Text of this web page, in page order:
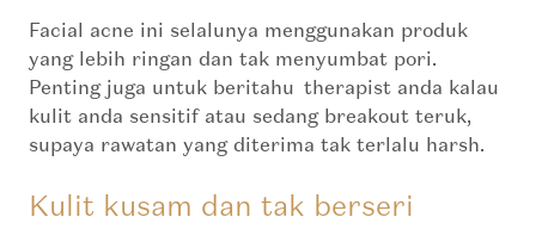
Facial acne ini selalunya menggunakan produk
yang lebih ringan dan tak menyumbat pori.
Penting juga untuk beritahu therapist anda kalau
kulit anda sensitif atau sedang breakout teruk,
supaya rawatan yang diterima tak terlalu harsh.
Kulit kusam dan tak berseri